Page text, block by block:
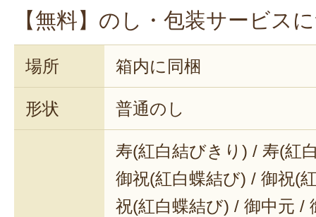
【無料】のし・包装サービス
場所 箱内に同梱
形状 普通のし
寿(紅白結びきり) / 寿(紅
御祝(紅白蝶結び) / 御祝(
祝(紅白蝶結び) / 御中元 /